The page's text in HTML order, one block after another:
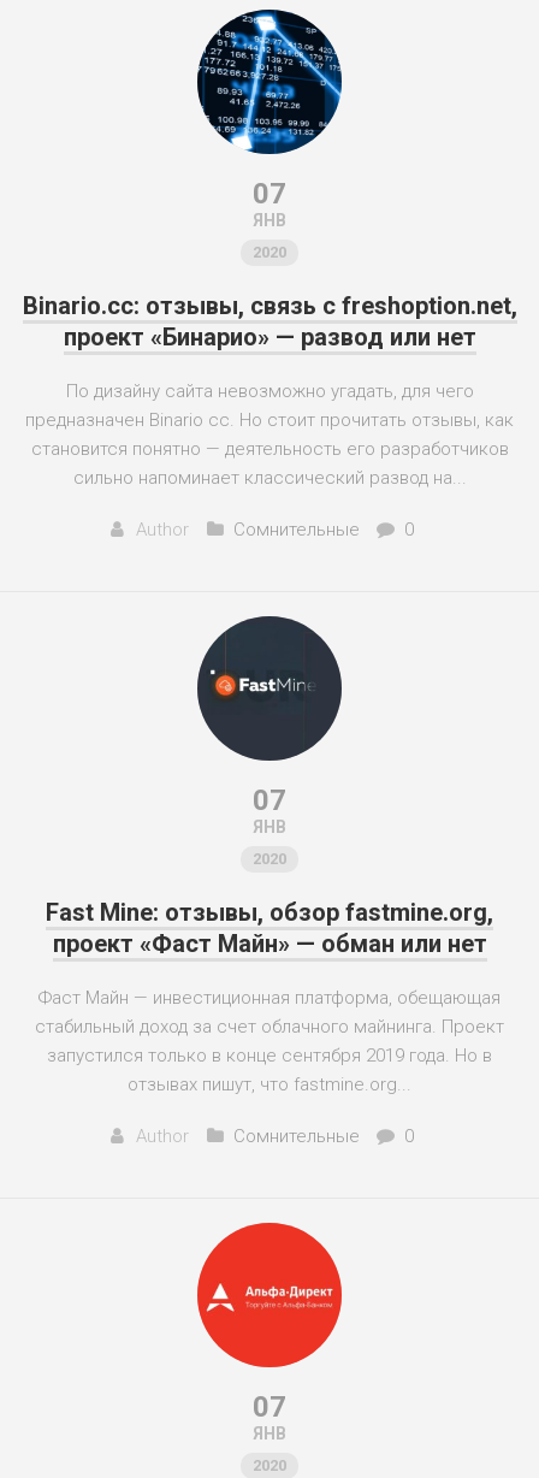
07
ЯНВ
2020
Binario.cc: отзывы, связь с freshoption.net,
проект «Бинарио» — развод или нет
По дизайну сайта невозможно угадать, для чего
предназначен Binario cc. Но стоит прочитать отзывы, как
становится понятно — деятельность его разработчиков
сильно напоминает классический развод на...
Author Сомнительные 0
07
ЯНВ
2020
Fast Mine: отзывы, обзор fastmine.org,
проект «Фаст Майн» — обман или нет
Фаст Майн — инвестиционная платформа, обещающая
стабильный доход за счет облачного майнинга. Проект
запустился только в конце сентября 2019 года. Но в
отзывах пишут, что fastmine.org...
Author Сомнительные 0
07
ЯНВ
2020